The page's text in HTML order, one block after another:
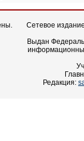
Сетевое
Выдан
Редакция: